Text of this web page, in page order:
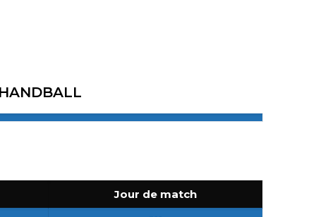
Jour de match